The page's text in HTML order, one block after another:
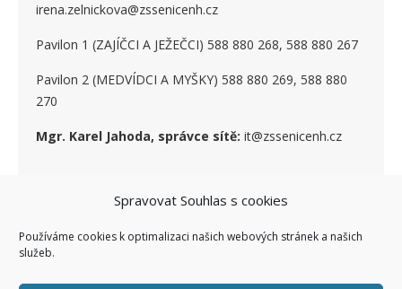
Spravovat Souhlas s cookies
Používáme cookies k optimalizaci našich webových stránek a našich
služeb.
irena.zelnickova@zssenicenh.cz
Pavilon 1 (ZAJÍČCI A JEŽEČCI) 588 880 268, 588 880 267
Pavilon 2 (MEDVÍDCI A MYŠKY) 588 880 269, 588 880
270
Mgr. Karel Jahoda, správce sítě: it@zssenicenh.cz
SOCIÁLNÍ SÍTĚ